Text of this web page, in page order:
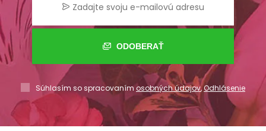
ODOBERAŤ
Súhlasím so spracovaním osobných údajov,Odhlásenie